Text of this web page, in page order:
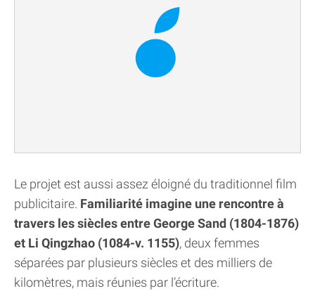
Le projet est aussi assez éloigné du traditionnel film
publicitaire. Familiarité imagine une rencontre à
travers les siècles entre George Sand (1804-1876)
et Li Qingzhao (1084-v. 1155), deux femmes
séparées par plusieurs siècles et des milliers de
kilomètres, mais réunies par l’écriture.